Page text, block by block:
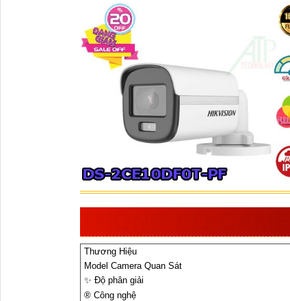
Thương Hiệu
Model Camera Quan Sát
✨ Độ phân giải
®️ Công nghệ